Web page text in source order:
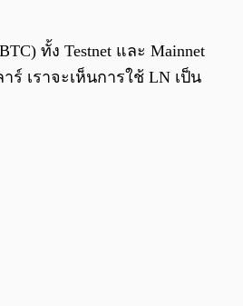
ทั้ง Testnet และ Mainnet
ร์ เราจะเห็นการใช้ LN เป็น